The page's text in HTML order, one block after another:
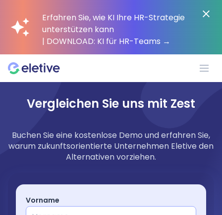
Erfahren Sie, wie KI Ihre HR-Strategie
unterstützen kann
| DOWNLOAD: KI für HR-Teams →
Plattform
Warum Eletive?
Ressourcen
Vergleichen Sie uns mit Zest
Buchen Sie eine kostenlose Demo und erfahren Sie,
warum zukunftsorientierte Unternehmen Eletive den
Alternativen vorziehen.
Vorname